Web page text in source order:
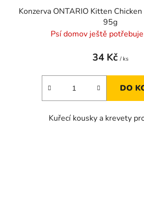
Konzerva ONTARIO Kitten
95g
Psí domov ještě potřebuje
34 Kč / ks
DO
Kuřecí kousky a krevety